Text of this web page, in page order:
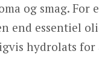
og smag. For
end essentiel
hydrolats